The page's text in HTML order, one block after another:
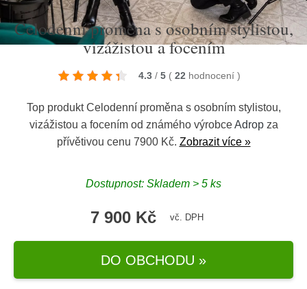
Celodenní proměna s osobním stylistou,
vizážistou a focením
4.3 / 5 ( 22 hodnocení )
Top produkt Celodenní proměna s osobním stylistou,
vizážistou a focením od známého výrobceAdropza
přívětivou cenu 7900 Kč. Zobrazit více »
Dostupnost: Skladem > 5 ks
7 900 Kč vč. DPH
DO OBCHODU »